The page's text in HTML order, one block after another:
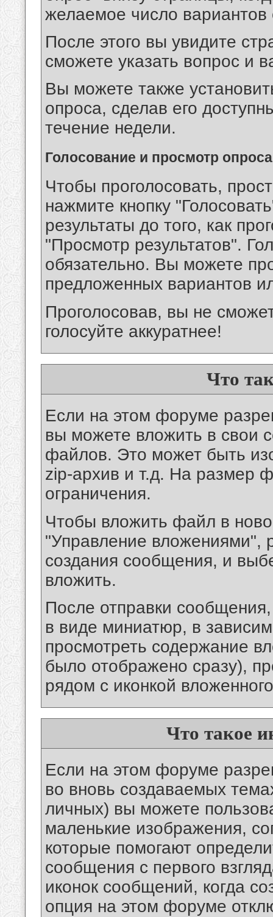
желаемое число вариантов
После этого вы увидите
сможете указать вопрос и
Вы можете также
опроса, сделав его
течение недели.
Голосование и просмотр опроса
Чтобы проголосовать,
нажмите кнопку
результаты до того, как
"Просмотр результатов".
обязательно. Вы можете
предложенных вариантов
Проголосовав, вы не
голосуйте аккуратнее!
Что
Если на этом форуме
вы можете вложить в свои
файлов. Это может быть
zip-архив и т.д. На размер
ограничения.
Чтобы вложить файл в
"Управление вложениями",
создания сообщения, и
вложить.
После отправки
в виде миниатюр, в
просмотреть содержание
было отображено сразу),
рядом с иконкой
Что такое
Если на этом форуме
во вновь создаваемых
личных) вы можете
маленькие изображения,
которые помогают
сообщения с первого
иконок сообщений, когда
опция на этом форуме